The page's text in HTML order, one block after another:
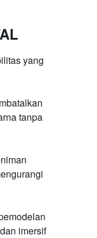
yang
tanpa
imersif